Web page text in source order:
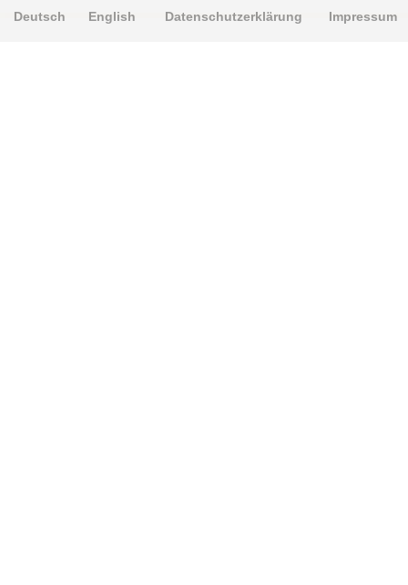
Deutsch English Datenschutzerklärung Impressum